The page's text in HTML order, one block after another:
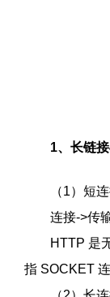
1、长链
（1）短连
连接->传输
HTTP 是无
指 SOCKET